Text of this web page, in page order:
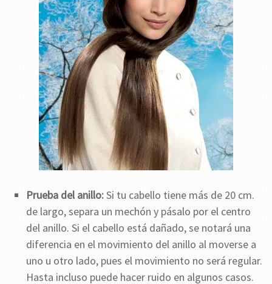
Prueba del anillo:Si tu cabello tiene más de 20 cm.
de largo, separa un mechón y pásalo por el centro
del anillo. Si el cabello está dañado, se notará una
diferencia en el movimiento del anillo al moverse a
uno u otro lado, pues el movimiento no será regular.
Hasta incluso puede hacer ruido en algunos casos.